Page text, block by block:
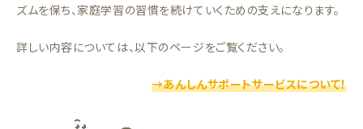
ズムを保ち、家庭学習の習慣を続けていくための支えになります。
詳しい内容については、以下のページをご覧ください。
→あんしんサポートサービスについて！